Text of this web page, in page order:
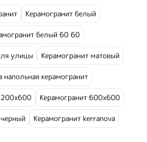
Керамогранит белый
белый 60 60
улицы Керамогранит матовый
напольная керамогранит
Керамогранит 600х600
Керамогранит kerranova